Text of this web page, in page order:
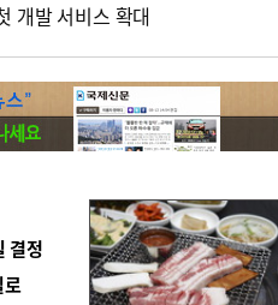
개발 서비스 확대
결정